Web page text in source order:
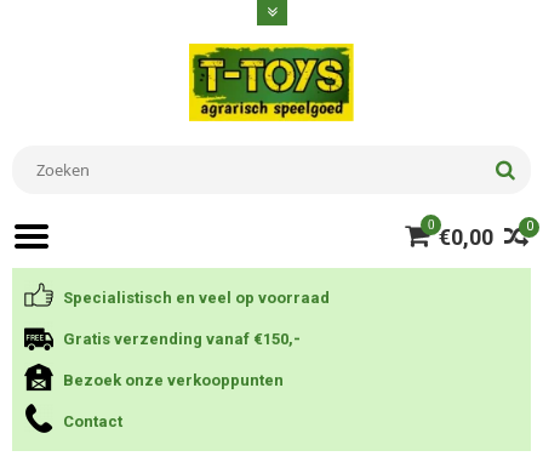
0
0 €0,00
Specialistisch en veel op voorraad
Gratis verzending vanaf €150,-
Bezoek onze verkooppunten
Contact